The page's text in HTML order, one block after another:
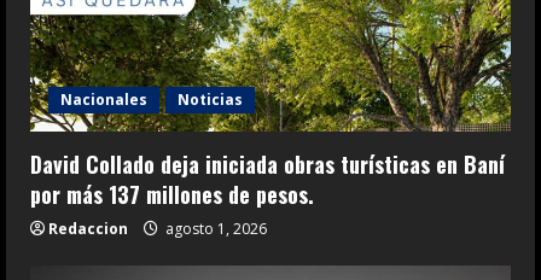
Nacionales Noticias
David Collado deja iniciada obras turísticas en Baní
por más 137 millones de pesos.
Redaccion agosto 1, 2026